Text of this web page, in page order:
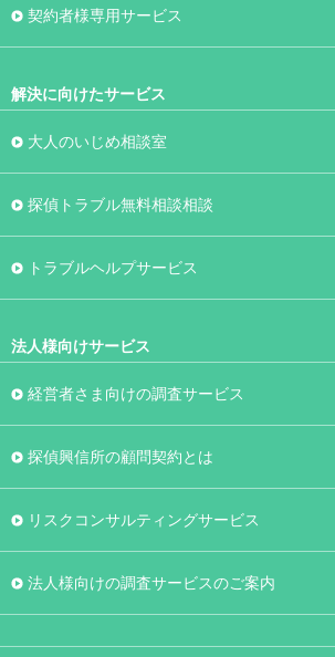
契約者様専用サービス
解決に向けたサービス
大人のいじめ相談室
探偵トラブル無料相談相談
トラブルヘルプサービス
法人様向けサービス
経営者さま向けの調査サービス
探偵興信所の顧問契約とは
リスクコンサルティングサービス
法人様向けの調査サービスのご案内